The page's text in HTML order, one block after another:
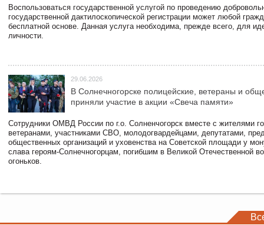
Воспользоваться государственной услугой по проведению
государственной дактилоскопической регистрации может любой
бесплатной основе. Данная услуга необходима, прежде всего, для
личности.
29.06.2026
В Солнечногорске полицейские, ветераны и
приняли участие в акции «Свеча памяти»
Сотрудники ОМВД России по г.о. Солненчогорск вместе с жителями
ветеранами, участниками СВО, молодогвардейцами, депутатами,
общественных организаций и уховенства на Советской площади у
слава героям-Солнечногорцам, погибшим в Великой Отечественной
огоньков.